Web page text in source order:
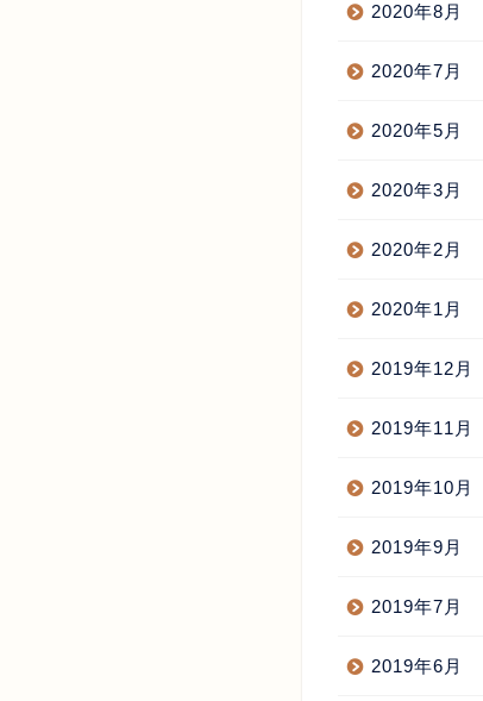
2020年8月
2020年7月
2020年5月
2020年3月
2020年2月
2020年1月
2019年12月
2019年11月
2019年10月
2019年9月
2019年7月
2019年6月